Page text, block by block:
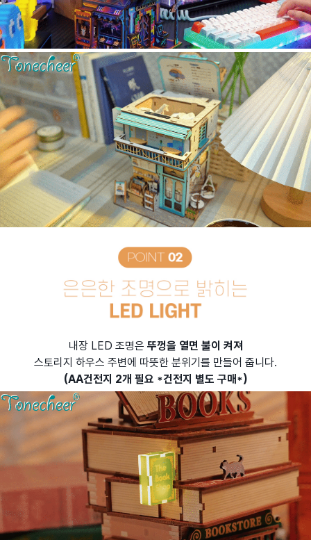
내장 LED 조명은 뚜껑을 열면 불이 켜져
스토리지 하우스 주변에 따뜻한 분위기를 만들어 줍니다.
(AA건전지 2개 필요 *건전지 별도 구매*)